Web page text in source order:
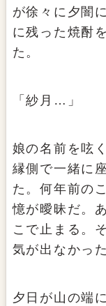
が徐々に夕闇
に残った焼酎
た。
「紗月…」
娘の名前を呟
縁側で一緒に
た。何年前の
憶が曖昧だ。
こで止まる。
気が出なかった
夕日が山の端